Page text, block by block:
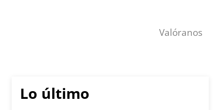
Valóranos
Lo último